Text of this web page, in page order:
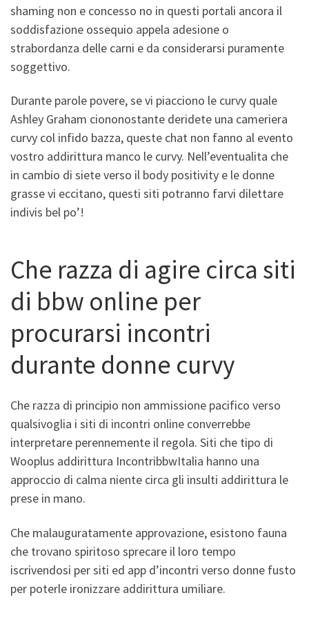
shaming non e concesso no in questi portali ancora il
soddisfazione ossequio appela adesione o
strabordanza delle carni e da considerarsi puramente
soggettivo.
Durante parole povere, se vi piacciono le curvy quale
Ashley Graham ciononostante deridete una cameriera
curvy col infido bazza, queste chat non fanno al evento
vostro addirittura manco le curvy. Nell’eventualita che
in cambio di siete verso il body positivity e le donne
grasse vi eccitano, questi siti potranno farvi dilettare
indivis bel po’!
Che razza di agire circa siti
di bbw online per
procurarsi incontri
durante donne curvy
Che razza di principio non ammissione pacifico verso
qualsivoglia i siti di incontri online converrebbe
interpretare perennemente il regola. Siti che tipo di
Wooplus addirittura IncontribbwItalia hanno una
approccio di calma niente circa gli insulti addirittura le
prese in mano.
Che malauguratamente approvazione, esistono fauna
che trovano spiritoso sprecare il loro tempo
iscrivendosi per siti ed app d’incontri verso donne fusto
per poterle ironizzare addirittura umiliare.